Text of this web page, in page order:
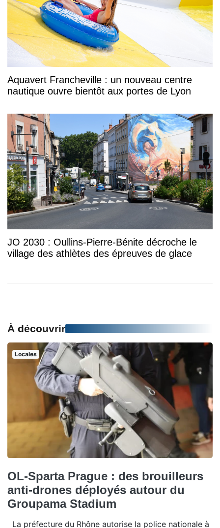
Aquavert Francheville : un nouveau centre
nautique ouvre bientôt aux portes de Lyon
JO 2030 : Oullins-Pierre-Bénite décroche le
village des athlètes des épreuves de glace
À découvrir
Locales
OL-Sparta Prague : des brouilleurs
anti-drones déployés autour du
Groupama Stadium
La préfecture du Rhône autorise la police nationale à